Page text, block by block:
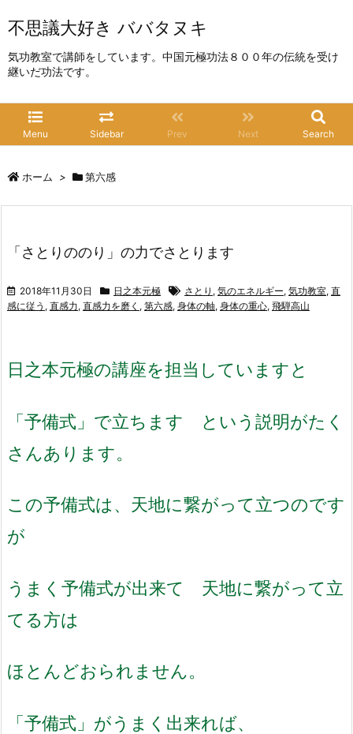
不思議大好き ババタヌキ
気功教室で講師をしています。中国元極功法８００年の伝統を受け
継いだ功法です。
Menu Sidebar Prev Next Search
ホーム > 第六感
「さとりののり」の力でさとります
2018年11月30日 日之本元極 さとり , 気のエネルギー, 気功教室, 直
感に従う , 直感力, 直感力を磨く , 第六感, 身体の軸, 身体の重心, 飛騨高山
日之本元極の講座を担当していますと
「予備式」で立ちます という説明がたく
さんあります。
この予備式は、天地に繋がって立つのです
が
うまく予備式が出来て 天地に繋がって立
てる方は
ほとんどおられません。
「予備式」がうまく出来れば、